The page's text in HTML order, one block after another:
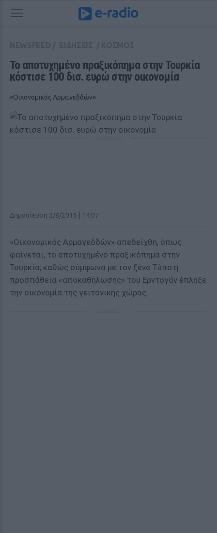
Το αποτυχημένο πραξικόπημα στην Τουρκία
κόστισε 100 δισ. ευρώ στην οικονομία
«Οικονομικός Αρμαγεδδών»
Δημοσίευση 2/8/2016 | 14:07
«Οικονομικός Αρμαγεδδών» απεδείχθη, όπως
φαίνεται, το αποτυχημένο πραξικόπημα στην
Τουρκία, καθώς σύμφωνα με τον ξένο Τύπο η
προσπάθεια «αποκαθήλωσης» του Ερντογάν έπληξε
την οικονομία της γειτονικής χώρας.